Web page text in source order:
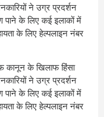
ने उग्र प्रदर्शन
पाने के लिए कई इलाकों में
के लिए हेल्पलाइन नंबर
कानून के खिलाफ हिंसा
ने उग्र प्रदर्शन
पाने के लिए कई इलाकों में
के लिए हेल्पलाइन नंबर